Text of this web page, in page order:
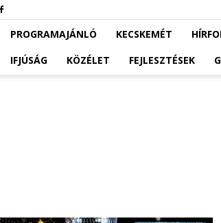
PROGRAMAJÁNLÓ KECSKEMÉT
IFJÚSÁG
KÖZÉLET FEJLESZTÉSEK